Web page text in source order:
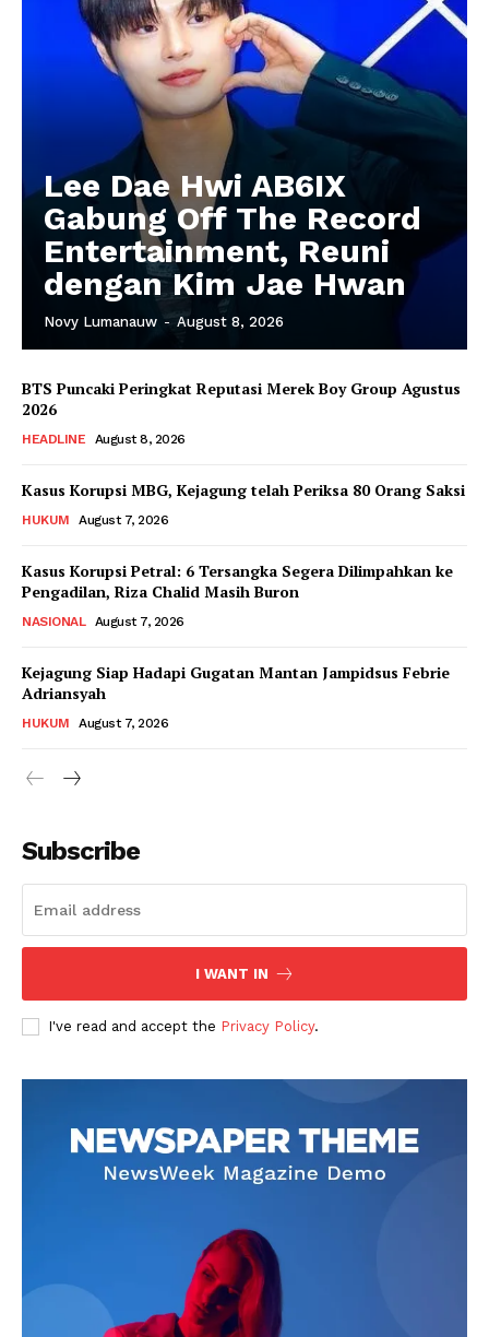
Lee Dae Hwi AB6IX
Gabung Off The Record
Entertainment, Reuni
dengan Kim Jae Hwan
Novy Lumanauw - August 8, 2026
BTS Puncaki Peringkat Reputasi Merek Boy Group Agustus
2026
HEADLINE August 8, 2026
Kasus Korupsi MBG, Kejagung telah Periksa 80 Orang Saksi
HUKUM August 7, 2026
Kasus Korupsi Petral: 6 Tersangka Segera Dilimpahkan ke
Pengadilan, Riza Chalid Masih Buron
NASIONAL August 7, 2026
Kejagung Siap Hadapi Gugatan Mantan Jampidsus Febrie
Adriansyah
HUKUM August 7, 2026
Subscribe
I WANT IN
I've read and accept the Privacy Policy.